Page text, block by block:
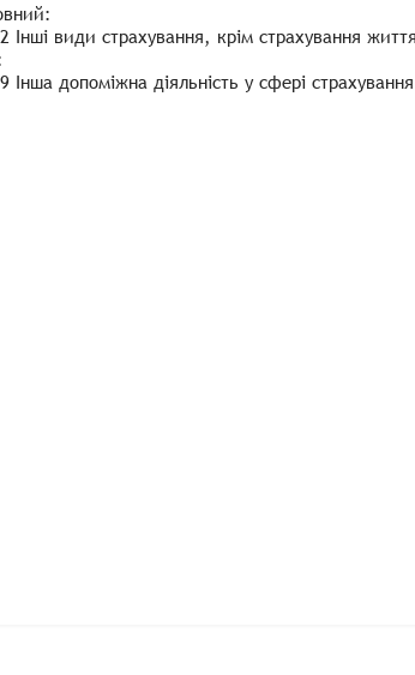
Інші види страхування, крім страхування життя
Інша допоміжна діяльність у сфері